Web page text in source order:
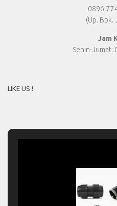
0896-
(Up. Bpk.
Jam
Senin-Jumat:
LIKE US !